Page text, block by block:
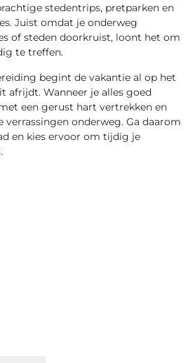
stedentrips, pretparken en
Juist omdat je onderweg
of steden doorkruist, loont het om
te treffen.
begint de vakantie al op het
afrijdt. Wanneer je alles goed
een gerust hart vertrekken en
verrassingen onderweg. Ga daarom
en kies ervoor om tijdig je